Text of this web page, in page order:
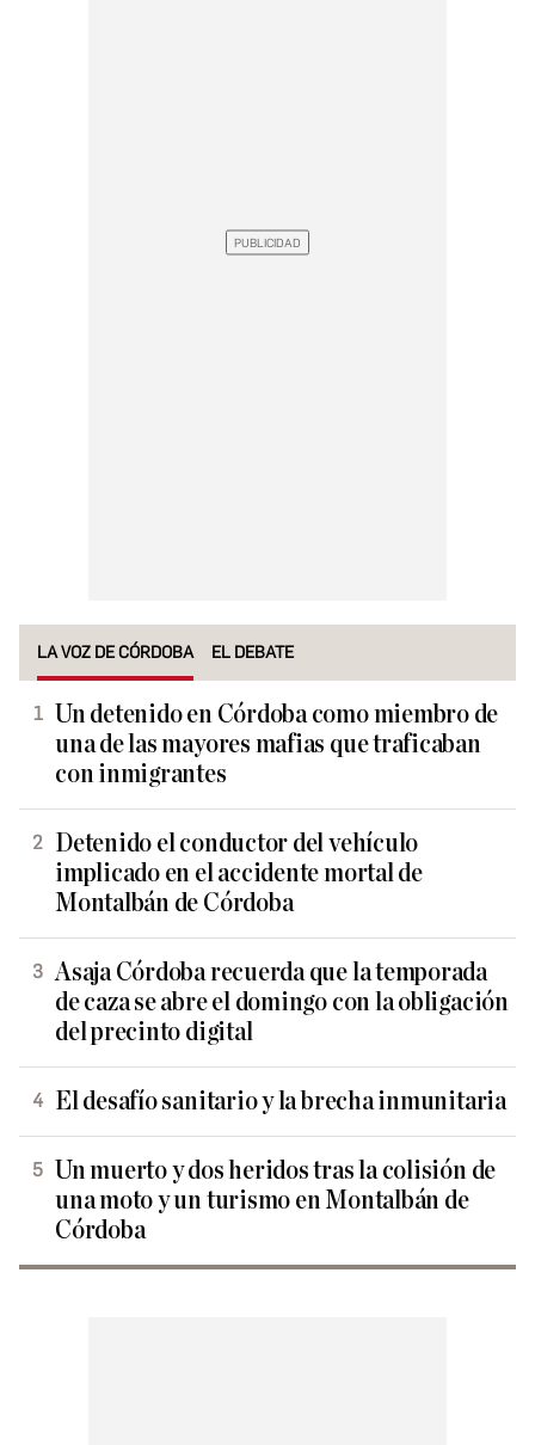
LA VOZ DE CÓRDOBA EL DEBATE
Un detenido en Córdoba como miembro de
una de las mayores mafias que traficaban
con inmigrantes
Detenido el conductor del vehículo
implicado en el accidente mortal de
Montalbán de Córdoba
Asaja Córdoba recuerda que la temporada
de caza se abre el domingo con la obligación
del precinto digital
El desafío sanitario y la brecha inmunitaria
Un muerto y dos heridos tras la colisión de
una moto y un turismo en Montalbán de
Córdoba